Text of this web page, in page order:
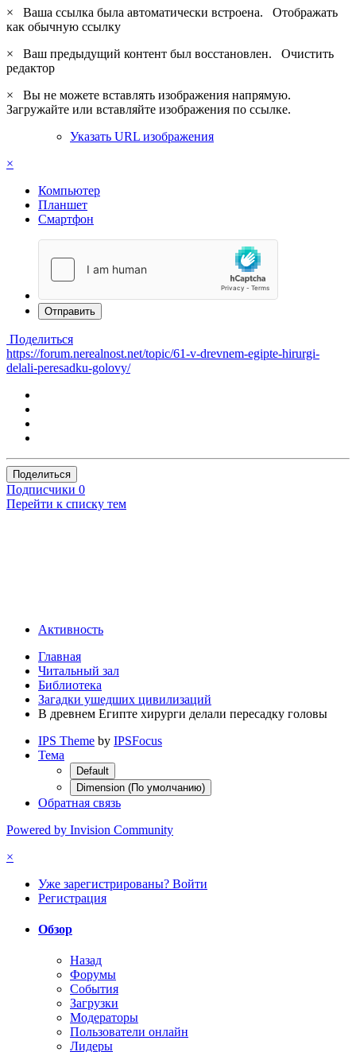
×
Ваша ссылка была автоматически встроена. Отображать
как обычную ссылку
×
Ваш предыдущий контент был восстановлен. Очистить
редактор
×
Вы не можете вставлять изображения напрямую.
Загружайте или вставляйте изображения по ссылке.
Указать URL изображения
×
Компьютер
Планшет
Смартфон
Отправить
Поделиться
https://forum.nerealnost.net/topic/61-v-drevnem-egipte-hirurgi-
delali-peresadku-golovy/
Поделиться
Подписчики 0
Перейти к списку тем
Активность
Главная
Читальный зал
Библиотека
Загадки ушедших цивилизаций
В древнем Египте хирурги делали пересадку головы
IPS Theme by IPSFocus
Тема
Default
Dimension (По умолчанию)
Обратная связь
Powered by Invision Community
×
Уже зарегистрированы? Войти
Регистрация
Обзор
Назад
Форумы
События
Загрузки
Модераторы
Пользователи онлайн
Лидеры